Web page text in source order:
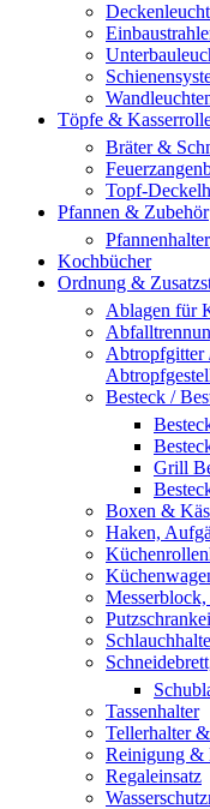
Töpfe &
Bräter &
Topf-
Pfannen & Zubehör
Kochbücher
Ordnung &
Ablagen für
Abtropfgitter
Besteck /
Grill
Boxen &
Haken,
Tassenhalter
Tellerhalter
Reinigung &
Regaleinsatz